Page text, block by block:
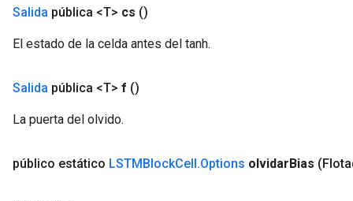
Salida pública <T> cs ()
El estado de la celda antes del tanh.
Salida pública <T> f ()
La puerta del olvido.
público estático LSTMBlockCell.Options olvidarBias